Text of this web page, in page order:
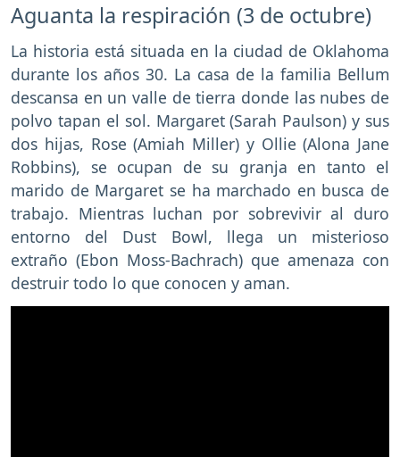
Aguanta la respiración (3 de octubre)
La historia está situada en la ciudad de Oklahoma
durante los años 30. La casa de la familia Bellum
descansa en un valle de tierra donde las nubes de
polvo tapan el sol. Margaret (Sarah Paulson) y sus
dos hijas, Rose (Amiah Miller) y Ollie (Alona Jane
Robbins), se ocupan de su granja en tanto el
marido de Margaret se ha marchado en busca de
trabajo. Mientras luchan por sobrevivir al duro
entorno del Dust Bowl, llega un misterioso
extraño (Ebon Moss-Bachrach) que amenaza con
destruir todo lo que conocen y aman.